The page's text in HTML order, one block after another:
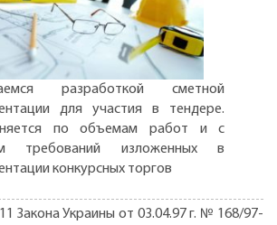
разработкой сметной
для участия в тендере.
по объемам работ и с
требований изложенных в
конкурсных торгов
Закона Украины от 03.04.97 г. № 168/97-